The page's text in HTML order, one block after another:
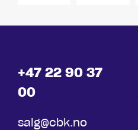
+47 22 90 37
00
salg@cbk.no